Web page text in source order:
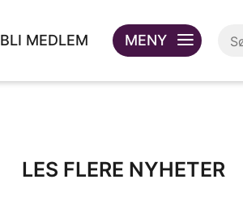
MENY
BLI MEDLEM
LES FLERE NYHETER